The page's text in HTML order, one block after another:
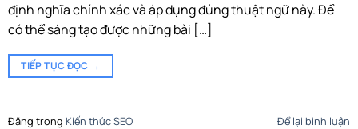
định nghĩa chính xác và áp dụng đúng thuật ngữ này. Để
có thể sáng tạo được những bài […]
TIẾP TỤC ĐỌC →
Đăng trong Kiến thức SEO Để lại bình luận